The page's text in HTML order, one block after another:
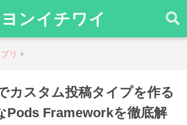
ヨンイチワイ
リ
カスタム投稿タイプを作る
Pods Frameworkを徹底解